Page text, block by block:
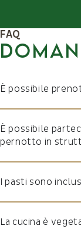
FAQ
È possibile
È possibile
pernotto in
I pasti sono
La cucina è